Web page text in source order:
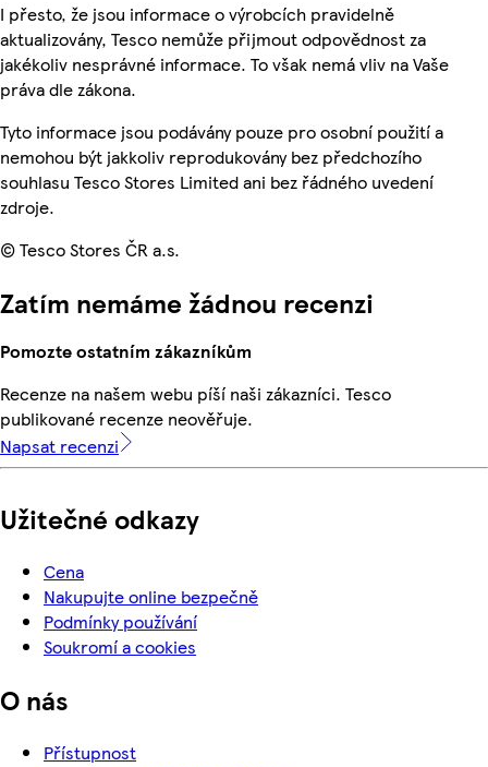
I přesto, že jsou informace o výrobcích pravidelně
aktualizovány, Tesco nemůže přijmout odpovědnost za
jakékoliv nesprávné informace. To však nemá vliv na Vaše
práva dle zákona.
Tyto informace jsou podávány pouze pro osobní použití a
nemohou být jakkoliv reprodukovány bez předchozího
souhlasu Tesco Stores Limited ani bez řádného uvedení
zdroje.
© Tesco Stores ČR a.s.
Zatím nemáme žádnou recenzi
Pomozte ostatním zákazníkům
Recenze na našem webu píší naši zákazníci. Tesco
publikované recenze neověřuje.
Napsat recenzi
Užitečné odkazy
Cena
Nakupujte online bezpečně
Podmínky používání
Soukromí a cookies
O nás
Přístupnost